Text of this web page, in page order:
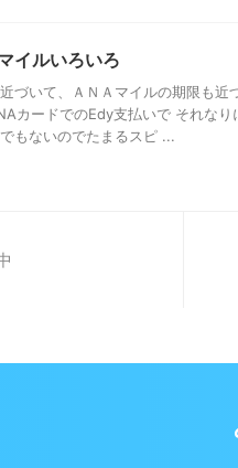
イルいろいろ
づいて、ＡＮＡマイルの期限も
カードでのEdy支払いで それな
もないのでたまるスピ ...